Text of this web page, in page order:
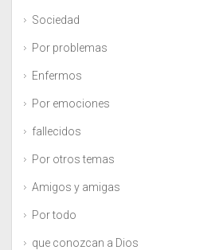
Sociedad
Por problemas
Enfermos
Por emociones
fallecidos
Por otros temas
Amigos y amigas
Por todo
que conozcan a Dios